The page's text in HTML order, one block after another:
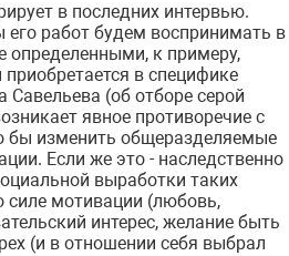
в последних интервью.
его работ будем воспринимать в
определенными, к примеру,
в специфике
(об отборе серой
явное противоречие с
бы изменить общеразделяемые
Если же это - наследственно
выработки таких
силе мотивации (любовь,
интерес, желание быть
(и в отношении себя выбрал